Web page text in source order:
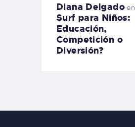
Diana Delgadoen
Surf para Niños:
Educación,
Competición o
Diversión?